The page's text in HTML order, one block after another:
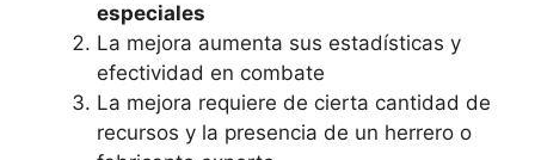
especiales
La mejora aumenta sus estadísticas y
efectividad en combate
La mejora requiere de cierta cantidad de
recursos y la presencia de un herrero o